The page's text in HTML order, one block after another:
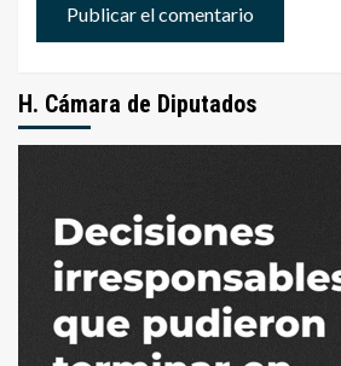
H. Cámara de Diputados